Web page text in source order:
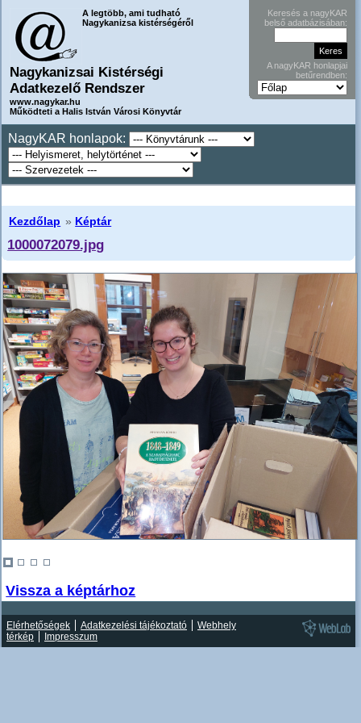
A legtöbb, ami tudható
Nagykanizsa kistérségéről
Nagykanizsai Kistérségi
Adatkezelő Rendszer
www.nagykar.hu
Működteti a Halis István Városi Könyvtár
Keresés a nagyKAR
belső adatbázisában:
A nagyKAR honlapjai
betűrendben:
NagyKAR honlapok:
Kezdőlap » Képtár
1000072079.jpg
Vissza a képtárhoz
Elérhetőségek Adatkezelési tájékoztató
Webhely
térkép
Impresszum